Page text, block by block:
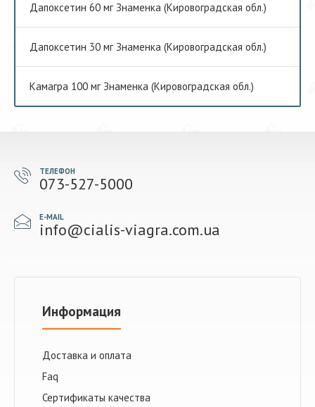
Дапоксетин 60 мг Знаменка (Кировоградская обл.)
Дапоксетин 30 мг Знаменка (Кировоградская обл.)
Камагра 100 мг Знаменка (Кировоградская обл.)
ТЕЛЕФОН
073-527-5000
E-MAIL
info@cialis-viagra.com.ua
Информация
Доставка и оплата
Faq
Сертификаты качества